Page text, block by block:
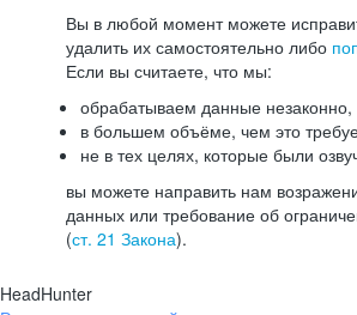
Вы в любой момент можете
удалить их самостоятельно либо
Если вы считаете, что мы:
обрабатываем данные незаконно,
в большем объёме, чем это
не в тех целях, которые были
вы можете направить нам
данных или требование об
(ст. 21 Закона).
HeadHunter